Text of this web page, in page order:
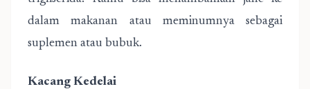
dalam makanan atau meminumnya sebagai
suplemen atau bubuk.
Kacang Kedelai